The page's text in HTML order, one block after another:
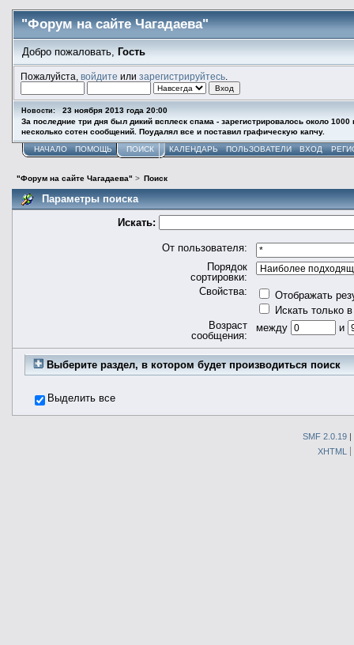
"Форум на сайте Чагадаева"
Добро пожаловать, Гость
Пожалуйста, войдите или зарегистрируйтесь.
Новости:
23 ноября 2013 года 20:00
За последние три дня был дикий всплеск спама - зарегистрировалось около
несколько сотен сообщений. Поудалял все и поставил графическую капчу.
НАЧАЛО ПОМОЩЬ ПОИСК КАЛЕНДАРЬ ПОЛЬЗОВАТЕЛИ ВХОД
"Форум на сайте Чагадаева" > Поиск
Параметры поиска
Искать:
От пользователя:
Порядок
сортировки:
Свойства:
Отображать
Искать только
Возраст
сообщения:
между и
Выберите раздел, в котором будет производиться поиск
Выделить все
SMF 2.0.19
XHTML